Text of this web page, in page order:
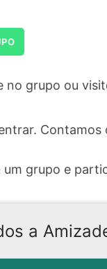
no grupo ou
um grupo e
a